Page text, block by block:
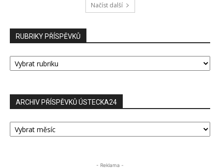
Načíst další
RUBRIKY PŘÍSPĚVKŮ
RUBRIKY
PŘÍSPĚVKŮ
ARCHIV PŘÍSPĚVKŮ ÚSTECKA24
ARCHIV
PŘÍSPĚVKŮ
- Reklama -